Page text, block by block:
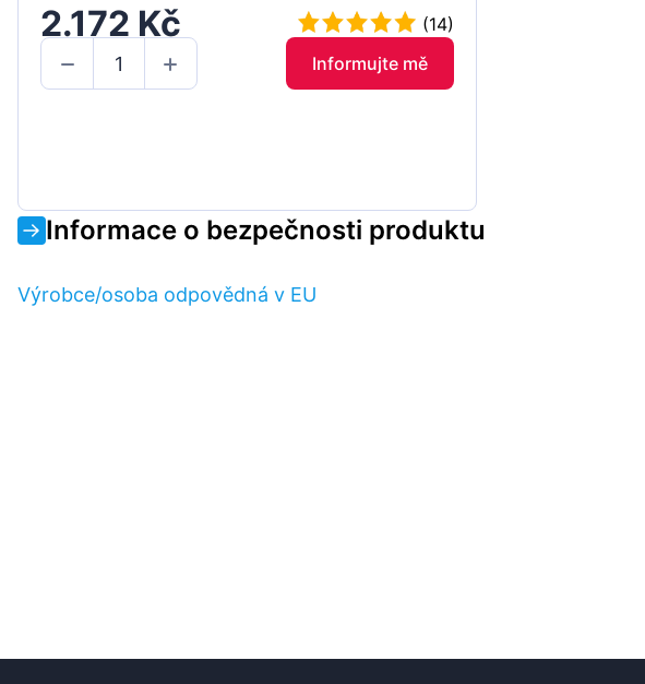
2.172 Kč
(14)
Informujte mě
Informace o bezpečnosti produktu
Výrobce/osoba odpovědná v EU